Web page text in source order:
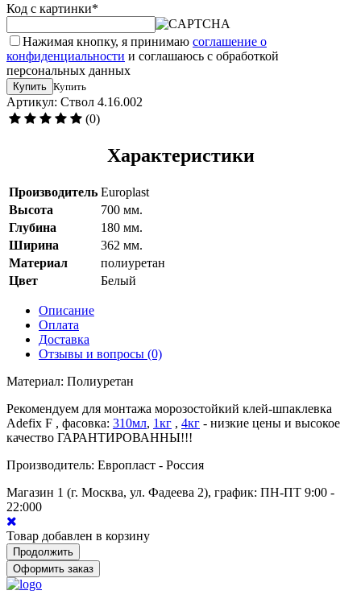
Код с картинки*
Нажимая кнопку, я принимаю соглашение о
конфиденциальности и соглашаюсь с обработкой
персональных данных
Купить Купить
Артикул: Ствол 4.16.002
(0)
Характеристики
Производитель Europlast
Высота
700 мм.
Глубина
180 мм.
Ширина
362 мм.
Материал
полиуретан
Цвет
Белый
Описание
Оплата
Доставка
Отзывы и вопросы (0)
Материал: Полиуретан
Рекомендуем для монтажа морозостойкий клей-шпаклевка
Adefix F , фасовка: 310мл, 1кг , 4кг - низкие цены и высокое
качество ГАРАНТИРОВАННЫ!!!
Производитель: Европласт - Россия
Магазин 1 (г. Москва, ул. Фадеева 2), график: ПН-ПТ 9:00 -
22:000
Товар добавлен в корзину
Продолжить
Оформить заказ